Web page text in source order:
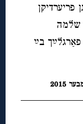
פריערדיקן
שלמה
(1926: 91, הערה 2; פאַרגלײַך בײַ
2015